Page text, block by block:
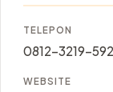
TELEPON
0812-3219-
WEBSITE